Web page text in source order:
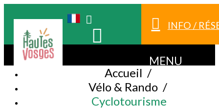
INFO /
MENU
Accueil /
Vélo & Rando /
Cyclotourisme